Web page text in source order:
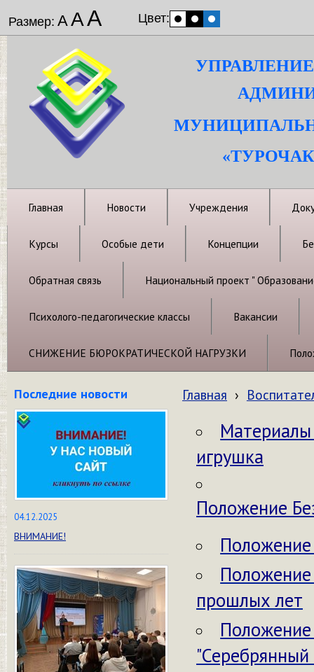
Размер: ААА Цвет:
Главная Новости Учреждения
Курсы Особые дети Концепции
Обратная связь Национальный проект "
Психолого-педагогические классы Вакансии
СНИЖЕНИЕ БЮРОКРАТИЧЕСКОЙ НАГРУЗКИ
Последние новости
04.12.2025
ВНИМАНИЕ!
Главная ›
игрушка
Положение
прошлых лет